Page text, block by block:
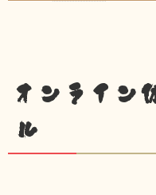
オンライン
ル